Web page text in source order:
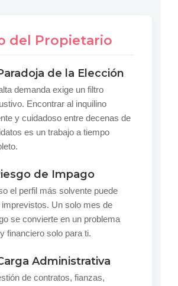
del Propietario
de la Elección
demanda exige un filtro
Encontrar al inquilino
y cuidadoso entre decenas de
es un trabajo a tiempo
de Impago
el perfil más solvente puede
imprevistos. Un solo mes de
se convierte en un problema
financiero solo para ti.
Administrativa
de contratos, fianzas,